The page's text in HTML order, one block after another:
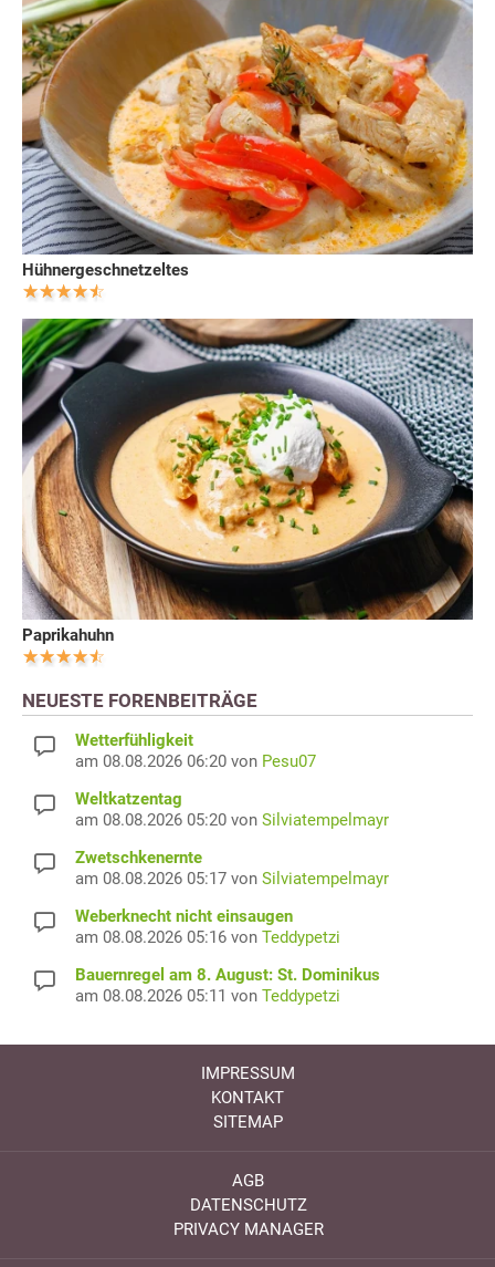
Hühnergeschnetzeltes
Paprikahuhn
NEUESTE FORENBEITRÄGE
Wetterfühligkeit
am 08.08.2026 06:20 von Pesu07
Weltkatzentag
am 08.08.2026 05:20 von Silviatempelmayr
Zwetschkenernte
am 08.08.2026 05:17 von Silviatempelmayr
Weberknecht nicht einsaugen
am 08.08.2026 05:16 von Teddypetzi
Bauernregel am 8. August: St. Dominikus
am 08.08.2026 05:11 von Teddypetzi
IMPRESSUM
KONTAKT
SITEMAP
AGB
DATENSCHUTZ
PRIVACY MANAGER